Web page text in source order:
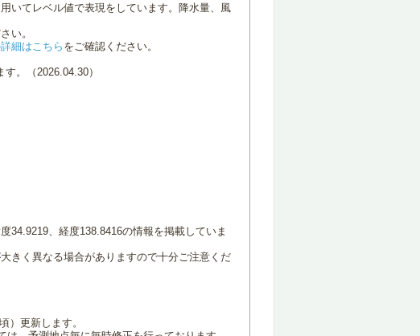
いてレベル値で表現をしています。降水量、風
い。
細はこちらをご確認ください。
。（2026.04.30）
34.9219、経度138.8416の情報を掲載していま
きく異なる場合がありますので十分ご注意くだ
）更新します。